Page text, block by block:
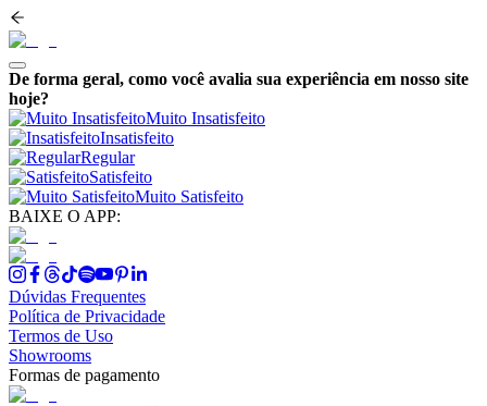
De forma geral, como você avalia sua experiência em nosso site
hoje?
Muito Insatisfeito
Insatisfeito
Regular
Satisfeito
Muito Satisfeito
BAIXE O APP:
Dúvidas Frequentes
Política de Privacidade
Termos de Uso
Showrooms
Formas de pagamento